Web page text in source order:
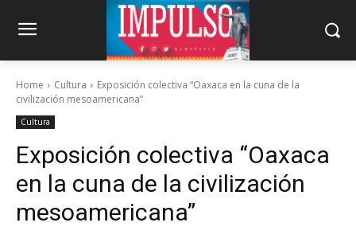
Home Cultura
Exposición colectiva “Oaxaca en la cuna de la
civilización mesoamericana”
Cultura
Exposición colectiva “Oaxaca
en la cuna de la civilización
mesoamericana”